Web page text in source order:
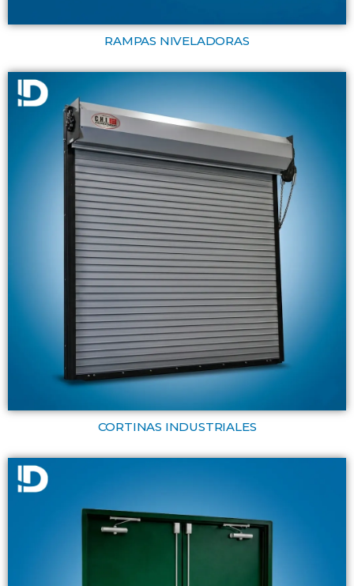
RAMPAS NIVELADORAS
CORTINAS INDUSTRIALES